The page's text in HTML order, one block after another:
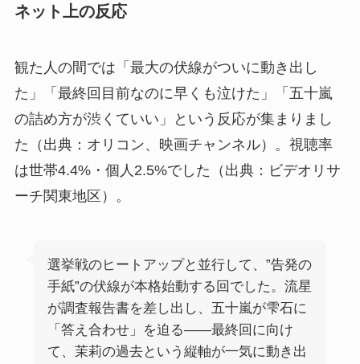
ネット上の反応
観た人の間では「最大の伏線がついに動き出し
た」「最終回目前なのに早くも泣けた」「五十嵐
の詰め方が渋くていい」という反応が集まりまし
た（出典：オリコン、映画チャンネル）。視聴率
は世帯4.4%・個人2.5%でした（出典：ビデオリサ
ーチ関東地区）。
選挙戦のヒートアップと並行して、”告発の
手紙”の伏線が本格始動する回でした。流星
が調査報告書を差し出し、五十嵐が雫石に
「答え合わせ」を迫る——最終回に向け
て、茉莉の過去という縦軸が一気に動き出